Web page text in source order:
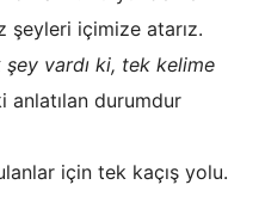
içimize atarız.
vardı ki, tek kelime
anlatılan durumdur
için tek kaçış yolu.